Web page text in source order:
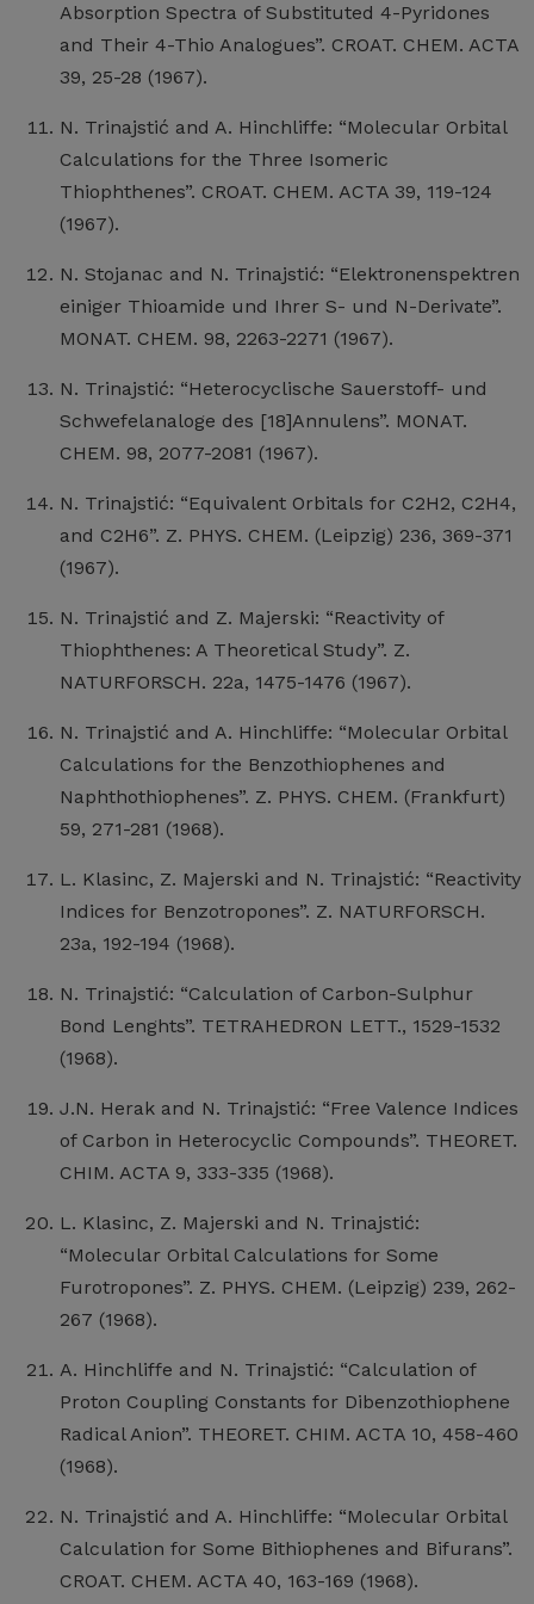
Absorption Spectra of Substituted 4-Pyridones
and Their 4-Thio Analogues”. CROAT. CHEM. ACTA
39, 25-28 (1967).
N. Trinajstić and A. Hinchliffe: “Molecular Orbital
Calculations for the Three Isomeric
Thiophthenes”. CROAT. CHEM. ACTA 39, 119-124
(1967).
N. Stojanac and N. Trinajstić: “Elektronenspektren
einiger Thioamide und Ihrer S- und N-Derivate”.
MONAT. CHEM. 98, 2263-2271 (1967).
N. Trinajstić: “Heterocyclische Sauerstoff- und
Schwefelanaloge des [18]Annulens”. MONAT.
CHEM. 98, 2077-2081 (1967).
N. Trinajstić: “Equivalent Orbitals for C2H2, C2H4,
and C2H6”. Z. PHYS. CHEM. (Leipzig) 236, 369-371
(1967).
N. Trinajstić and Z. Majerski: “Reactivity of
Thiophthenes: A Theoretical Study”. Z.
NATURFORSCH. 22a, 1475-1476 (1967).
N. Trinajstić and A. Hinchliffe: “Molecular Orbital
Calculations for the Benzothiophenes and
Naphthothiophenes”. Z. PHYS. CHEM. (Frankfurt)
59, 271-281 (1968).
L. Klasinc, Z. Majerski and N. Trinajstić: “Reactivity
Indices for Benzotropones”. Z. NATURFORSCH.
23a, 192-194 (1968).
N. Trinajstić: “Calculation of Carbon-Sulphur
Bond Lenghts”. TETRAHEDRON LETT., 1529-1532
(1968).
J.N. Herak and N. Trinajstić: “Free Valence Indices
of Carbon in Heterocyclic Compounds”. THEORET.
CHIM. ACTA 9, 333-335 (1968).
L. Klasinc, Z. Majerski and N. Trinajstić:
“Molecular Orbital Calculations for Some
Furotropones”. Z. PHYS. CHEM. (Leipzig) 239, 262-
267 (1968).
A. Hinchliffe and N. Trinajstić: “Calculation of
Proton Coupling Constants for Dibenzothiophene
Radical Anion”. THEORET. CHIM. ACTA 10, 458-460
(1968).
N. Trinajstić and A. Hinchliffe: “Molecular Orbital
Calculation for Some Bithiophenes and Bifurans”.
CROAT. CHEM. ACTA 40, 163-169 (1968).